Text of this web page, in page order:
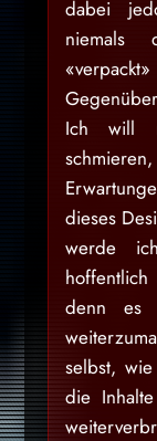
dabei
niemals
Ich will
dieses
werde
denn es
selbst,
die